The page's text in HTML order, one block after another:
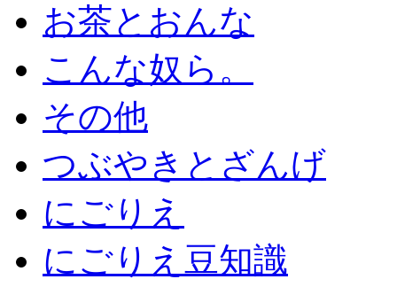
お茶とおんな
こんな奴ら。
その他
つぶやきとざんげ
にごりえ
にごりえ豆知識